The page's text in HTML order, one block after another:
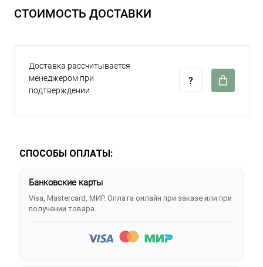
СТОИМОСТЬ ДОСТАВКИ
Доставка рассчитывается
менеджером при
подтверждении
СПОСОБЫ ОПЛАТЫ:
Банковские карты
Visa, Mastercard, МИР. Оплата онлайн при заказе или при
получении товара.